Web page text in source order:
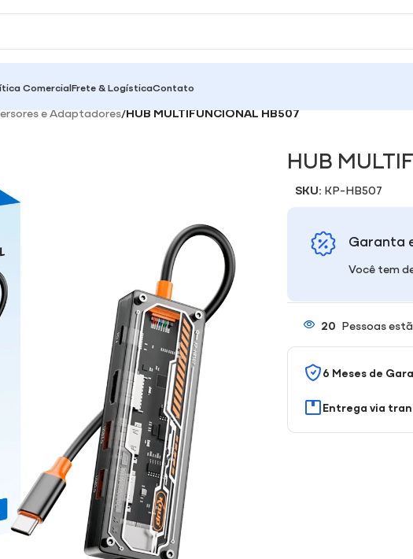
ComercialFrete & LogísticaContato
e Adaptadores/HUB MULTIFUNCIONAL HB507
HUB
SKU: KP-HB507
Garanta
Você tem
20 Pessoas
6 Meses de
Entrega via